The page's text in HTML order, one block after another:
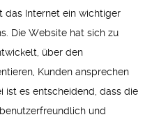
das Internet ein wichtiger
Die Website hat sich zu
über den
Kunden ansprechen
ist es entscheidend, dass die
und